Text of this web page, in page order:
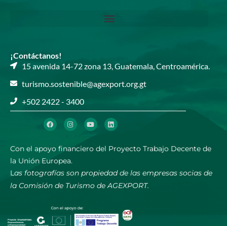
¡Contáctanos!
15 avenida 14-72 zona 13, Guatemala, Centroamérica.​
turismo.sostenible@agexport.org.gt​
+502 2422 - 3400​​
Con el apoyo financiero del Proyecto Trabajo Decente de
la Unión Europea.
Las fotografías son propiedad de las empresas socias de
la Comisión de Turismo de AGEXPORT.